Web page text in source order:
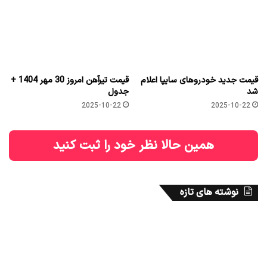
قیمت جدید خودروهای سایپا اعلام
شد
2025-10-22
قیمت تیرآهن امروز 30 مهر 1404 +
جدول
2025-10-22
همین حالا نظر خود را ثبت کنید
نوشته های تازه